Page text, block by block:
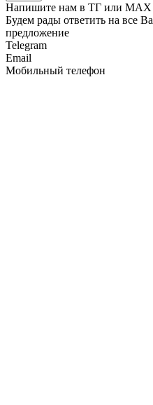
Напишите нам в ТГ или MAX
Будем рады ответить на все
предложение
Telegram
Email
Мобильный телефон